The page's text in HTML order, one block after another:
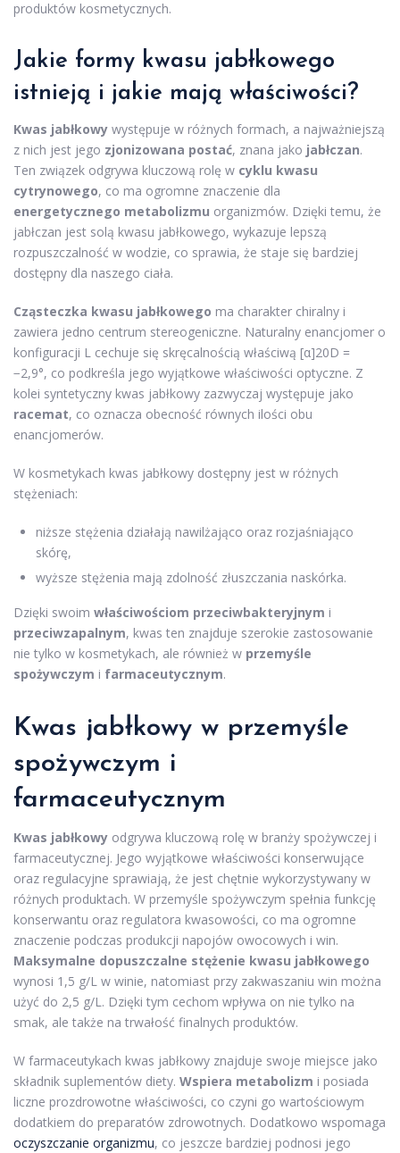
produktów kosmetycznych.
Jakie formy kwasu jabłkowego
istnieją i jakie mają właściwości?
Kwas jabłkowy występuje w różnych formach, a najważniejszą
z nich jest jego zjonizowana postać, znana jako jabłczan.
Ten związek odgrywa kluczową rolę w cyklu kwasu
cytrynowego, co ma ogromne znaczenie dla
energetycznego metabolizmu organizmów. Dzięki temu, że
jabłczan jest solą kwasu jabłkowego, wykazuje lepszą
rozpuszczalność w wodzie, co sprawia, że staje się bardziej
dostępny dla naszego ciała.
Cząsteczka kwasu jabłkowego ma charakter chiralny i
zawiera jedno centrum stereogeniczne. Naturalny enancjomer o
konfiguracji L cechuje się skręcalnością właściwą [α]20D =
−2,9°, co podkreśla jego wyjątkowe właściwości optyczne. Z
kolei syntetyczny kwas jabłkowy zazwyczaj występuje jako
racemat, co oznacza obecność równych ilości obu
enancjomerów.
W kosmetykach kwas jabłkowy dostępny jest w różnych
stężeniach:
niższe stężenia działają nawilżająco oraz rozjaśniająco
skórę,
wyższe stężenia mają zdolność złuszczania naskórka.
Dzięki swoim właściwościom przeciwbakteryjnym i
przeciwzapalnym, kwas ten znajduje szerokie zastosowanie
nie tylko w kosmetykach, ale również w przemyśle
spożywczym i farmaceutycznym.
Kwas jabłkowy w przemyśle
spożywczym i
farmaceutycznym
Kwas jabłkowy odgrywa kluczową rolę w branży spożywczej i
farmaceutycznej. Jego wyjątkowe właściwości konserwujące
oraz regulacyjne sprawiają, że jest chętnie wykorzystywany w
różnych produktach. W przemyśle spożywczym spełnia funkcję
konserwantu oraz regulatora kwasowości, co ma ogromne
znaczenie podczas produkcji napojów owocowych i win.
Maksymalne dopuszczalne stężenie kwasu jabłkowego
wynosi 1,5 g/L w winie, natomiast przy zakwaszaniu win można
użyć do 2,5 g/L. Dzięki tym cechom wpływa on nie tylko na
smak, ale także na trwałość finalnych produktów.
W farmaceutykach kwas jabłkowy znajduje swoje miejsce jako
składnik suplementów diety. Wspiera metabolizm i posiada
liczne prozdrowotne właściwości, co czyni go wartościowym
dodatkiem do preparatów zdrowotnych. Dodatkowo wspomaga
oczyszczanie organizmu, co jeszcze bardziej podnosi jego